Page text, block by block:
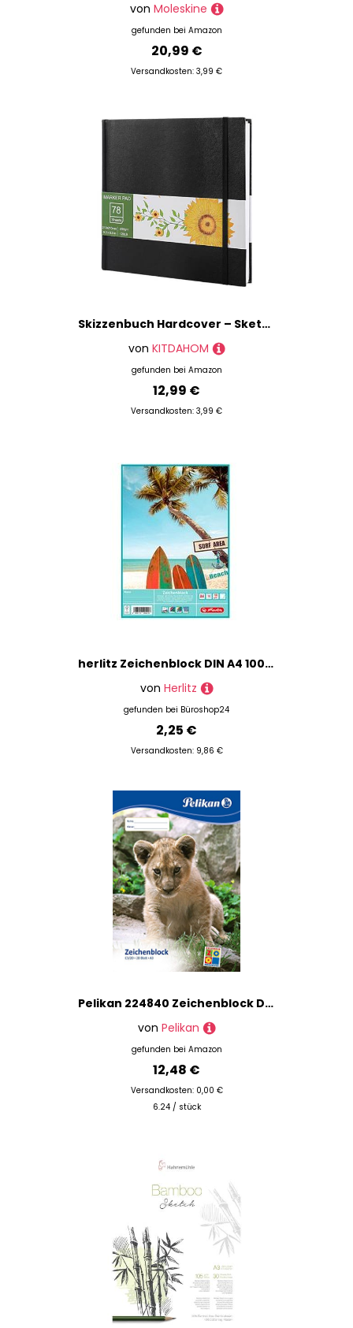
von Moleskine
gefunden bei Amazon
20,99 €
Versandkosten: 3,99 €
Skizzenbuch Hardcover – Sketchbook – Zeichenbuch, 21 × 21 cm, 200 g/m² dickes säurefreies Papier, 78 Blatt/156 Seiten, Quadratisch, Spezial für Alkoholmarker, Ideal für Zeichnungen und Skizzen
von KITDAHOM
gefunden bei Amazon
12,99 €
Versandkosten: 3,99 €
herlitz Zeichenblock DIN A4 100 g/qm, 20 Blatt, 1 Block
von Herlitz
gefunden bei Büroshop24
2,25 €
Versandkosten: 9,86 €
Pelikan 224840 Zeichenblock DIN A3 mit Tiermotiven (sortiert - keine Motivwahl möglich), 100 g/m², 20 Blatt (2er Pack)
von Pelikan
gefunden bei Amazon
12,48 €
Versandkosten: 0,00 €
6.24 / stück